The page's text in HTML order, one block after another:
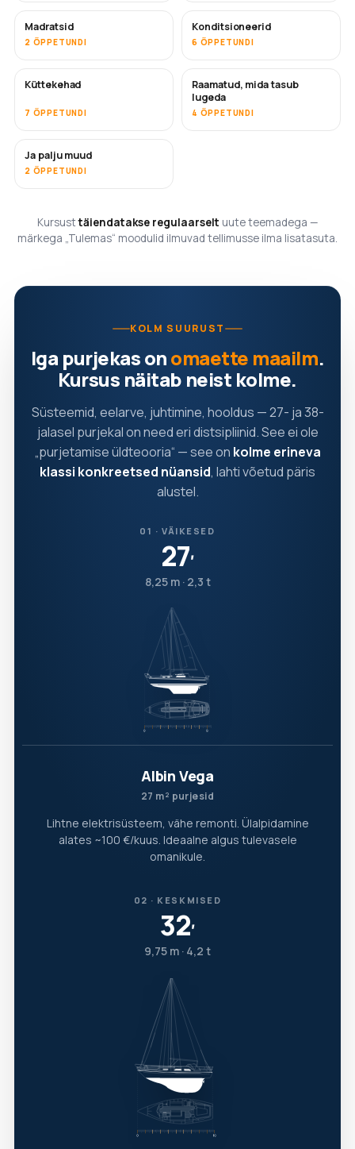
Madratsid
2 ÕPPETUNDI
TULEMAS
Konditsioneerid
6 ÕPPETUNDI
TULEMAS
Küttekehad
7 ÕPPETUNDI
TULEMAS
Raamatud, mida tasub
lugeda
4 ÕPPETUNDI
TULEMAS
Ja palju muud
2 ÕPPETUNDI
Kursusttäiendatakse regulaarselt uute teemadega —
märkega „Tulemas“ moodulid ilmuvad tellimusse ilma lisatasuta.
KOLM SUURUST
Iga purjekas onomaette maailm.
Kursus näitab neist kolme.
Süsteemid, eelarve, juhtimine, hooldus — 27- ja 38-
jalasel purjekal on need eri distsipliinid. See ei ole
„purjetamise üldteooria“ — see on kolme erineva
klassi konkreetsed nüansid, lahti võetud päris
alustel.
01 · VÄIKESED
27′
8,25 m · 2,3 t
Albin Vega
27 m² purjesid
Lihtne elektrisüsteem, vähe remonti. Ülalpidamine
alates ~100 €/kuus. Ideaalne algus tulevasele
omanikule.
02 · KESKMISED
32′
9,75 m · 4,2 t